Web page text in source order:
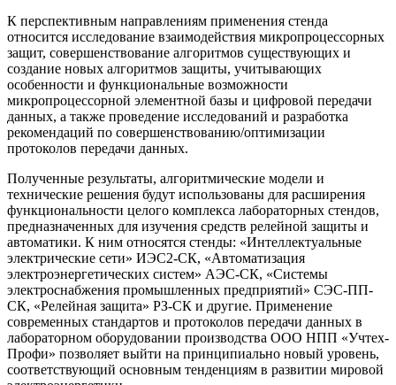
К перспективным направлениям применения стенда
относится исследование взаимодействия микропроцессорных
защит, совершенствование алгоритмов существующих и
создание новых алгоритмов защиты, учитывающих
особенности и функциональные возможности
микропроцессорной элементной базы и цифровой передачи
данных, а также проведение исследований и разработка
рекомендаций по совершенствованию/оптимизации
протоколов передачи данных.
Полученные результаты, алгоритмические модели и
технические решения будут использованы для расширения
функциональности целого комплекса лабораторных стендов,
предназначенных для изучения средств релейной защиты и
автоматики. К ним относятся стенды: «Интеллектуальные
электрические сети» ИЭС2-СК, «Автоматизация
электроэнергетических систем» АЭС-СК, «Системы
электроснабжения промышленных предприятий» СЭС-ПП-
СК, «Релейная защита» РЗ-СК и другие. Применение
современных стандартов и протоколов передачи данных в
лабораторном оборудовании производства ООО НПП «Учтех-
Профи» позволяет выйти на принципиально новый уровень,
соответствующий основным тенденциям в развитии мировой